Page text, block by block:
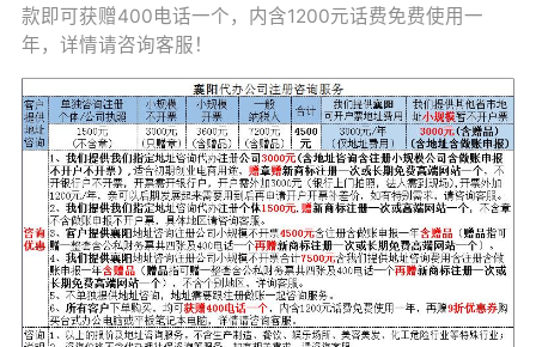
款即可获赠400电话一个，内含1200元话费免费使用一
年，详情请咨询客服！